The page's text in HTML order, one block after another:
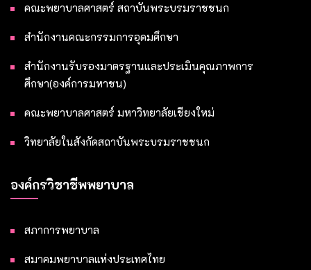
คณะพยาบาลศาสตร์ สถาบันพระบรมราชชนก
สำนักงานคณะกรรมการอุดมศึกษา
สำนักงานรับรองมาตรฐานและประเมินคุณภาพการ
ศึกษา(องค์การมหาชน)
คณะพยาบาลศาสตร์ มหาวิทยาลัยเชียงใหม่
วิทยาลัยในสังกัดสถาบันพระบรมราชชนก
องค์กรวิชาชีพพยาบาล
สภาการพยาบาล
สมาคมพยาบาลแห่งประเทศไทย